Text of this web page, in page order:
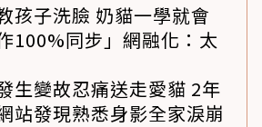
孩子洗臉 奶貓一學就會
100%同步」網融化：太
生變故忍痛送走愛貓 2年
站發現熟悉身影全家淚崩